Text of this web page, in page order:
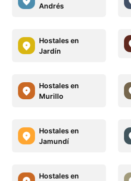
Andrés
Hostales en
Jardín
Hostales en
Murillo
Hostales en
Jamundí
Hostales en